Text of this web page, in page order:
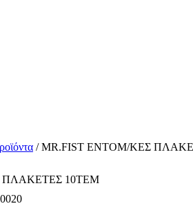
/ MR.FIST ΕΝΤΟΜ/ΚΕΣ
ΠΛΑΚΕΤΕΣ 10ΤΕΜ